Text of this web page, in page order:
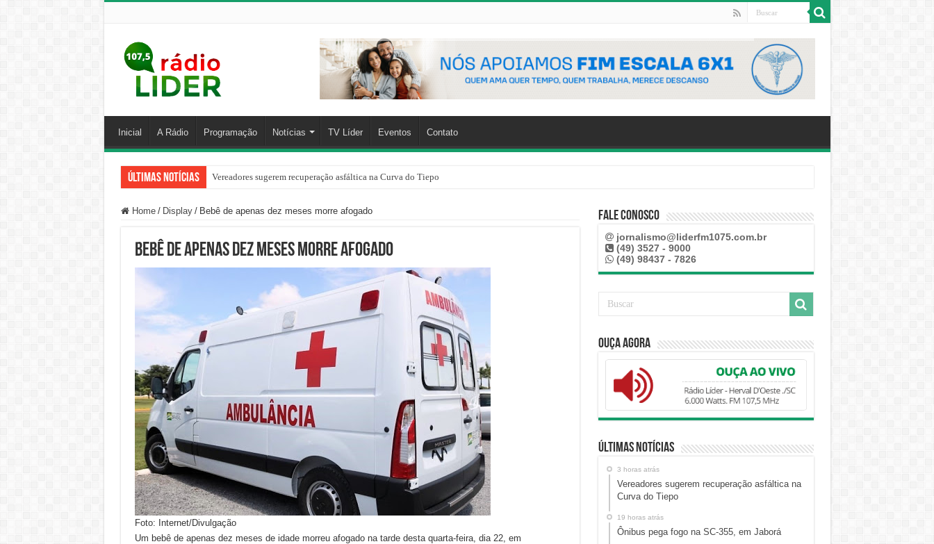
Inicial A Rádio Programação Notícias TV Líder Eventos Contato
Últimas Notícias Vereadores sugerem recuperação asfáltica na Curva do Tiepo
Home / Display / Bebê de apenas dez meses morre afogado
Bebê de apenas dez meses morre afogado
Foto: Internet/Divulgação
Um bebê de apenas dez meses de idade morreu afogado na tarde desta quarta-feira, dia 22, em
Fale Conosco
jornalismo@liderfm1075.com.br
(49) 3527 - 9000
(49) 98437 - 7826
Ouça Agora
Últimas Notícias
3 horas atrás
Vereadores sugerem recuperação asfáltica na
Curva do Tiepo
19 horas atrás
Ônibus pega fogo na SC-355, em Jaborá